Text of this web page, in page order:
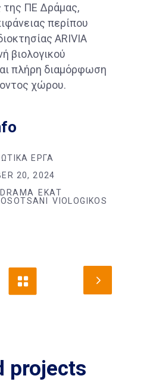
της ΠΕ Δράμας,
περίπου
ARIVIA
βιολογικού
πλήρη διαμόρφωση
χώρου.
ΕΡΓΑ
20, 2024
DRAMA
EKAT
VIOLOGIKOS
projects